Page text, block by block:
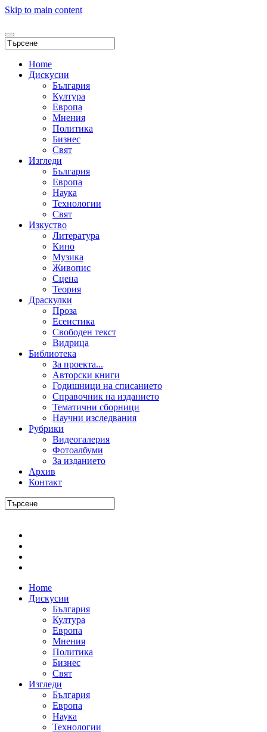
Skip to main content
Home
Дискусии
България
Култура
Европа
Мнения
Политика
Бизнес
Свят
Изгледи
България
Европа
Наука
Технологии
Свят
Изкуство
Литература
Кино
Музика
Живопис
Сцена
Теория
Драскулки
Проза
Есеистика
Свободен текст
Видрица
Библиотека
За проекта...
Авторски книги
Годишници на списанието
Справочник на изданието
Тематични сборници
Научни изследвания
Рубрики
Видеогалерия
Фотоалбуми
За изданието
Архив
Контакт
Home
Дискусии
България
Култура
Европа
Мнения
Политика
Бизнес
Свят
Изгледи
България
Европа
Наука
Технологии